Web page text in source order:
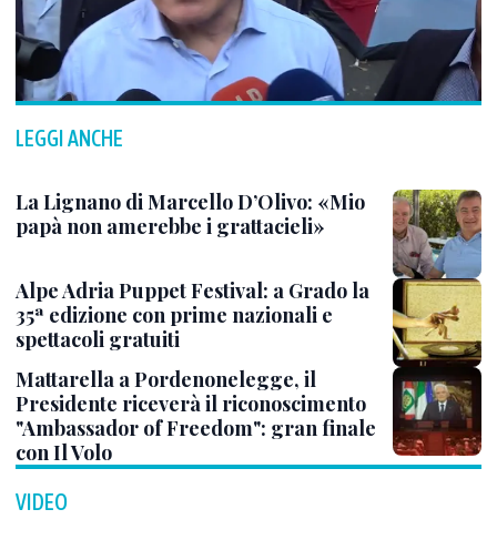
LEGGI ANCHE
La Lignano di Marcello D’Olivo: «Mio
papà non amerebbe i grattacieli»
Alpe Adria Puppet Festival: a Grado la
35ª edizione con prime nazionali e
spettacoli gratuiti
Mattarella a Pordenonelegge, il
Presidente riceverà il riconoscimento
"Ambassador of Freedom": gran finale
con Il Volo
VIDEO